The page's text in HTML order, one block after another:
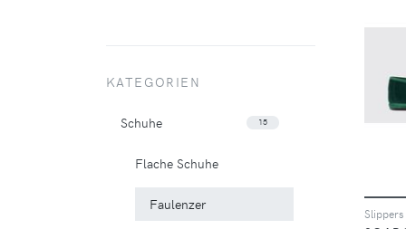
KATEGORIEN
Schuhe 15
Flache Schuhe
Faulenzer